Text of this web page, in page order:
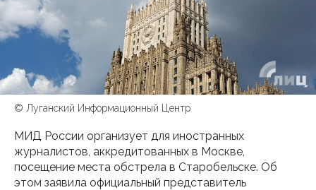
© Луганский Информационный Центр
МИД России организует для иностранных
журналистов, аккредитованных в Москве,
посещение места обстрела в Старобельске. Об
этом заявила официальный представитель